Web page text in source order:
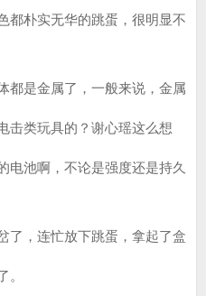
朴实无华的跳蛋，很明显不
是金属了，一般来说，金属
击类玩具的？谢心瑶这么想
电池啊，不论是强度还是持久
，连忙放下跳蛋，拿起了盒
。